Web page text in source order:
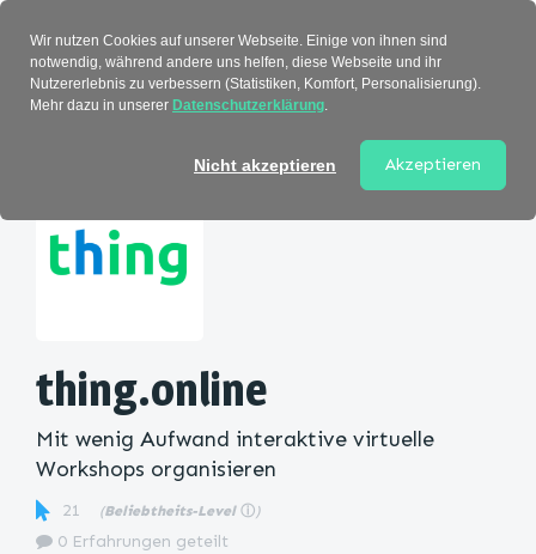
thing.online
Mit wenig Aufwand interaktive virtuelle
Workshops organisieren
21 (Beliebtheits-Level ⓘ )
0 Erfahrungen geteilt
Wir nutzen Cookies auf unserer Webseite. Einige von ihnen sind
notwendig, während andere uns helfen, diese Webseite und ihr
Nutzererlebnis zu verbessern (Statistiken, Komfort, Personalisierung).
Mehr dazu in unserer Datenschutzerklärung.
Nicht akzeptieren Akzeptieren